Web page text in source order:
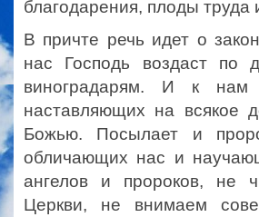
благодарения, плоды
В причте речь идет о
нас Господь воздаст по
виноградарям. И к нам
наставляющих на всякое
Божью. Посылает и
обличающих нас и
ангелов и пророков, не
Церкви, не внимаем